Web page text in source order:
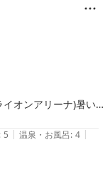
オンアリーナ)暑い夏
ていて子供向きではな
: 5 | 温泉・お風呂: 4 |